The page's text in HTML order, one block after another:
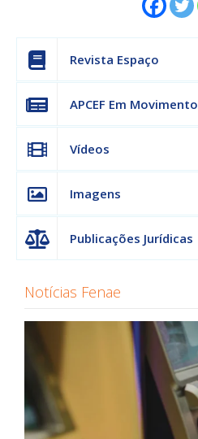
Revista Espaço
APCEF Em Movimento
Vídeos
Imagens
Publicações Jurídicas
Notícias Fenae